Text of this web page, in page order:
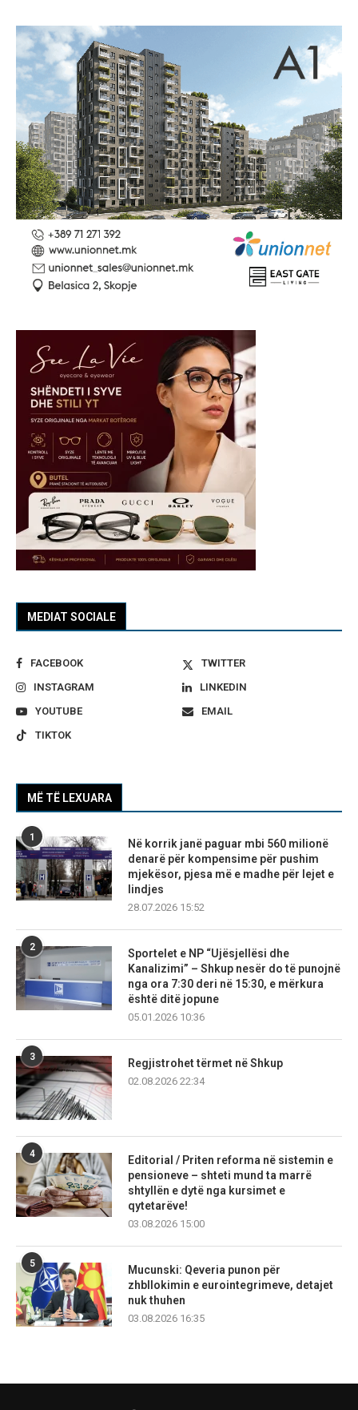
MEDIAT SOCIALE
FACEBOOK
TWITTER
INSTAGRAM
LINKEDIN
YOUTUBE
EMAIL
TIKTOK
MË TË LEXUARA
1
Në korrik janë paguar mbi 560 milionë
denarë për kompensime për pushim
mjekësor, pjesa më e madhe për lejet e
lindjes
28.07.2026 15:52
2
Sportelet e NP “Ujësjellësi dhe
Kanalizimi” – Shkup nesër do të punojnë
nga ora 7:30 deri në 15:30, e mërkura
është ditë jopune
05.01.2026 10:36
3
Regjistrohet tërmet në Shkup
02.08.2026 22:34
4
Editorial / Priten reforma në sistemin e
pensioneve – shteti mund ta marrë
shtyllën e dytë nga kursimet e
qytetarëve!
03.08.2026 15:00
5
Mucunski: Qeveria punon për
zhbllokimin e eurointegrimeve, detajet
nuk thuhen
03.08.2026 16:35